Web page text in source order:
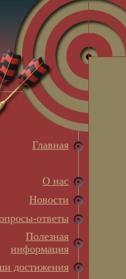
Главная
О нас
Новости
ответы
Полезная
информация
достижения